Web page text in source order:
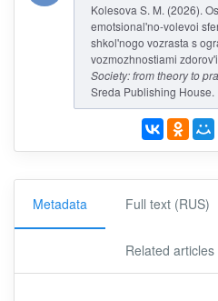
Kolesova S. M. (2026).
emotsional'no-volevoi
shkol'nogo vozrasta s
vozmozhnostiami
Society: from theory to
Sreda Publishing House.
Metadata Full text (RUS)
Related articles